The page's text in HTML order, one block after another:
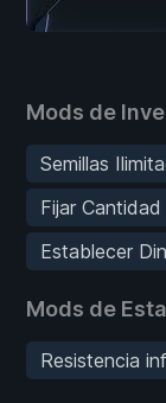
Mods de
Semillas
Fijar
Establecer
Mods de
Resistencia